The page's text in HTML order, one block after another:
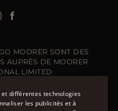
MOORER SONT DES
AUPRÈS DE MOORER
LIMITED
BA16 0EQ, ROYAUME UNI.
ANGLETERRE - NUMÉRO
différentes technologies
les publicités et à